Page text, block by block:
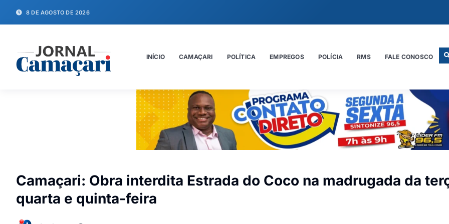
8 DE AGOSTO DE 2026
INÍCIO CAMAÇARI POLÍTICA EMPREGOS POLÍCIA RMS FALE CONOSCO
Camaçari: Obra interdita Estrada do Coco na madrugada da
quarta e quinta-feira